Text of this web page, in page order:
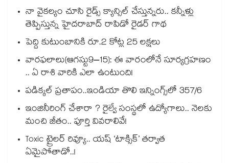
నా వైకల్యం చూసి రైడ్స్ క్యాన్సిల్ చేస్తున్నరు.. కన్నీళ్లు
తెప్పిస్తున్న హైదరాబాద్ రాపిడో రైడర్ గాథ
పెద్ది కుటుంబానికి రూ.2 కోట్ల 25 లక్షలు
వారఫలాలు(ఆగస్టు9–15): ఈ వారంలోనే సూర్యగ్రహణం
.. ఏ రాశి వారికి ఎలా ఉంటుంది!
పడిక్కల్‌‌ ప్రతాపం..ఇండియా తొలి ఇన్నింగ్స్‌‌లో 357/6
ఇంజినీరింగ్ చేశారా ? రైల్వే సంస్థలో ఉద్యోగాలు.. నెలకు
మంచి జీతం.. పూర్తి వివరాలివే!
Toxic ట్రైలర్ రివ్యూ.. యష్ ‘టాక్సిక్’ తర్వాత
ఏమైపోతాడో..!